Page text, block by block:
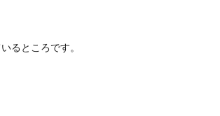
るところです。